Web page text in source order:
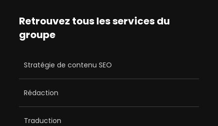
Retrouvez tous les services du
groupe
Stratégie de contenu SEO
Rédaction
Traduction